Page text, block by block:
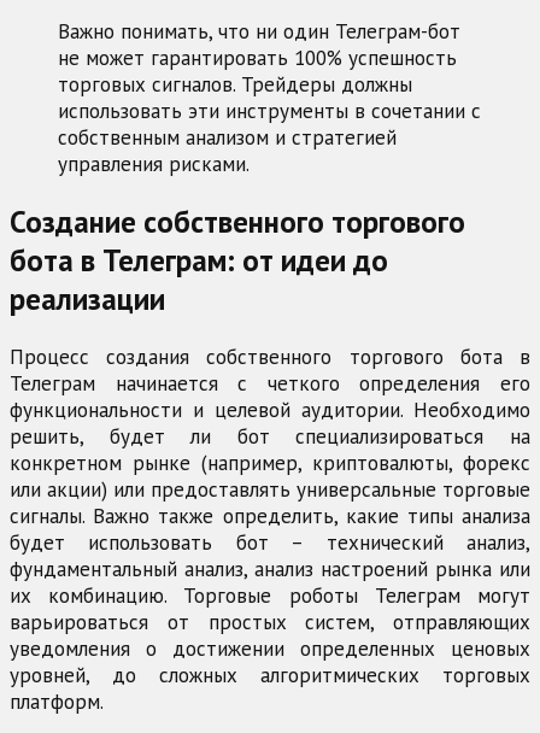
Важно понимать, что ни один Телеграм-бот
не может гарантировать 100% успешность
торговых сигналов. Трейдеры должны
использовать эти инструменты в сочетании с
собственным анализом и стратегией
управления рисками.
Создание собственного торгового
бота в Телеграм: от идеи до
реализации
Процесс создания собственного торгового бота в
Телеграм начинается с четкого определения его
функциональности и целевой аудитории. Необходимо
решить, будет ли бот специализироваться на
конкретном рынке (например, криптовалюты, форекс
или акции) или предоставлять универсальные торговые
сигналы. Важно также определить, какие типы анализа
будет использовать бот – технический анализ,
фундаментальный анализ, анализ настроений рынка или
их комбинацию. Торговые роботы Телеграм могут
варьироваться от простых систем, отправляющих
уведомления о достижении определенных ценовых
уровней, до сложных алгоритмических торговых
платформ.